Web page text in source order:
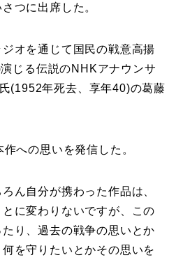
つに出席した。
オを通じて国民の戦意高揚
じる伝説のNHKアナウンサ
(1952年死去、享年40)の葛藤
への思いを発信した。
ん自分が携わった作品は、
に変わりないですが、この
り、過去の戦争の思いとか
を守りたいとかその思いを